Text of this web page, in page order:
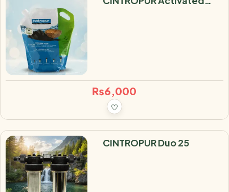
₨6,000
CINTROPUR Duo 25